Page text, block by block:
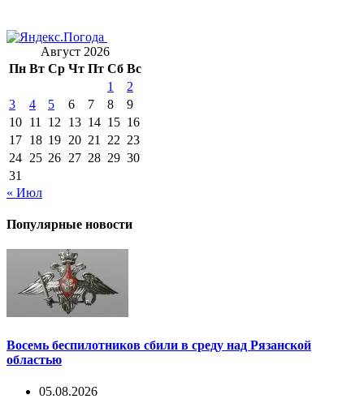
Август 2026
Пн Вт Ср Чт Пт Сб Вс
1
2
3
4 5 6 7 8
9
10 11 12 13 14 15 16
17 18 19 20 21 22 23
24 25 26 27 28 29 30
31
« Июл
Популярные новости
Восемь беспилотников сбили в среду над Рязанской
областью
05.08.2026